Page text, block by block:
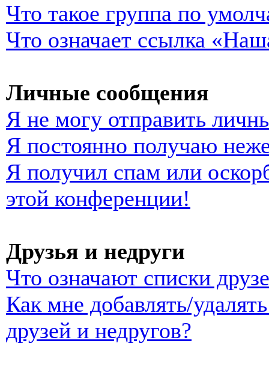
Что такое группа по
Что означает ссылка
Личные сообщения
Я не могу отправить
Я постоянно получаю
Я получил спам или
этой конференции!
Друзья и недруги
Что означают списки
Как мне добавлять/
друзей и недругов?